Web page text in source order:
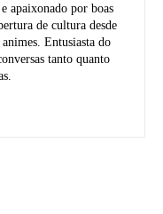
apaixonado por boas
de cultura desde
Entusiasta do
tanto quanto